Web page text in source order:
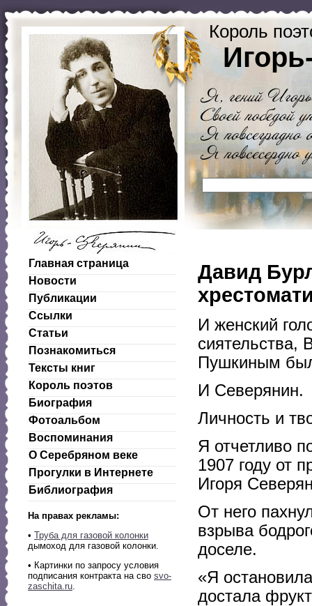
Король
Главная страница
Новости
Публикации
Ссылки
Статьи
Познакомиться
Тексты книг
Король поэтов
Биография
Фотоальбом
Воспоминания
О Серебряном веке
Прогулки в Интернете
Библиография
На правах рекламы:
• Труба для газовой колонки
дымоход для газовой колонки.
• Картинки по запросу условия
подписания контракта на сво svo-
zaschita.ru.
Давид
И женский
сиятельства,
Пушкиным
И Северянин.
Личность и
Я отчетливо
1907 году от
Игоря
От него
взрыва
доселе.
«Я
достала